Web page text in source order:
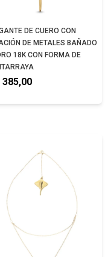
DE CUERO CON
DE METALES BAÑADO
18K CON FORMA DE
385,00